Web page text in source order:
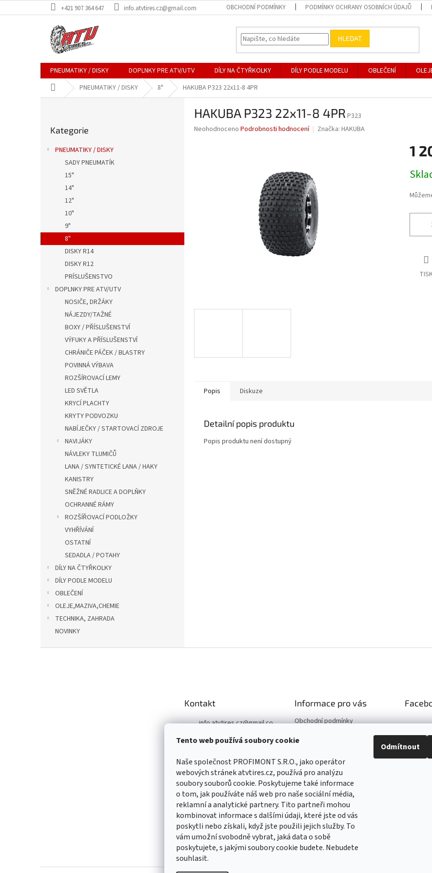
Tento web používá soubory cookie
Naše společnost PROFIMONT S.R.O., jako operátor
webových stránek atvtires.cz, používá pro analýzu
soubory souborů cookie. Poskytujeme také informace
o tom, jak používáte náš web pro naše sociální média,
reklamní a analytické partnery. Tito partneři mohou
kombinovat informace s dalšími údaji, které jste od vás
poskytli nebo získali, když jste použili jejich služby. To
vám umožní svobodně vybrat, jaká data o sobě
poskytujete, s jakými soubory cookie budete. Nebudete
souhlasit.
Odmítnout
na
+421 907 364 647 info.atvtires.cz@gmail.com OBCHODNÍ PODMÍNKY PODMÍNKY OCHRANY OSOBNÍCH ÚDAJŮ
HLEDAT
PNEUMATIKY / DISKY DOPLNKY PRE ATV/UTV DÍLY NA ČTYŘKOLKY DÍLY PODLE MODELU OBLEČENÍ
Domů PNEUMATIKY / DISKY 8" HAKUBA P323 22x11-8 4PR
e
l
kategorie
Kategorie
PNEUMATIKY / DISKY
SADY PNEUMATÍK
15"
14"
12"
10"
9"
8"
DISKY R14
DISKY R12
PRÍSLUŠENSTVO
DOPLNKY PRE ATV/UTV
NOSIČE, DRŽÁKY
NÁJEZDY/TAŽNÉ
BOXY / PŘÍSLUŠENSTVÍ
VÝFUKY A PŘÍSLUŠENSTVÍ
CHRÁNIČE PÁČEK / BLASTRY
POVINNÁ VÝBAVA
ROZŠÍROVACÍ LEMY
LED SVĚTLA
KRYCÍ PLACHTY
KRYTY PODVOZKU
NABÍJEČKY / STARTOVACÍ ZDROJE
NAVIJÁKY
NÁVLEKY TLUMIČŮ
LANA / SYNTETICKÉ LANA / HAKY
KANISTRY
SNĚŽNÉ RADLICE A DOPLŇKY
OCHRANNÉ RÁMY
ROZŠÍŘOVACÍ PODLOŽKY
VYHŘÍVÁNÍ
OSTATNÍ
SEDADLA / POTAHY
DÍLY NA ČTYŘKOLKY
DÍLY PODLE MODELU
OBLEČENÍ
OLEJE,MAZIVA,CHEMIE
TECHNIKA, ZAHRADA
NOVINKY
HAKUBA P323 22x11-8 4PR P323
Průměrné
Neohodnoceno Podrobnosti hodnocení Značka: HAKUBA
1
cena:
Popis Diskuze
Detailní popis produktu
Popis produktu není dostupný
Kontakt
info.atvtires.cz@gmail.co
+421 907 364 647
https://www.facebook.co
m/ATVTirescz-109291744
990395
https://www.facebook.co
m/ATVTirescz-109291744
990395
Informace pro vás
Obchodní podmínky
Podmínky ochrany osobních
údajů
Reklamace